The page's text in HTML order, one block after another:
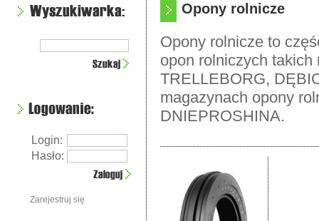
Login:
Hasło:
Zarejestruj się
Opony rolnicze
Opony rolnicze to
opon rolniczych
TRELLEBORG,
magazynach opony
DNIEPROSHINA.